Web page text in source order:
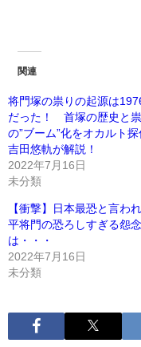
関連
将門塚の祟りの起源は
だった！ 首塚の歴史と祟
の”ブーム”化をオカルト探
吉田悠軌が解説！
2022年7月16日
未分類
【衝撃】日本最恐と言わ
平将門の恐ろしすぎる怨
は・・・
2022年7月16日
未分類